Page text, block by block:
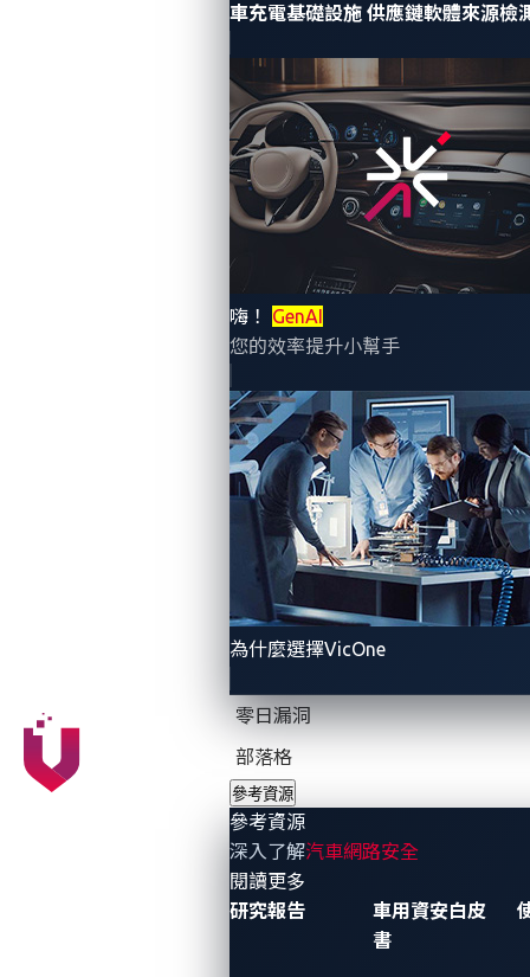
車充電基礎設施 供應鏈軟體來源檢
嗨！ GenAI
您的效率提升小幫手
為什麼選擇VicOne
零日漏洞
部落格
參考資源
參考資源
深入了解汽車網路安全
閱讀更多
研究報告
車用資安白皮
書
頂尖參賽者可獲得禮品、
紀念品和榮譽稱號。
總冠軍將獲
2026，包
住
查看規則與指南
下一代 SDV 網路安全防禦者從這
裡開始
提升網路防禦
技能
參與全球化、
包容性的平台